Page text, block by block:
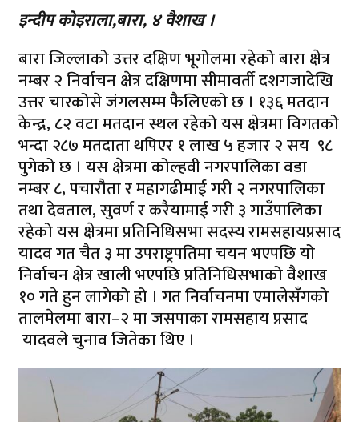
इन्दीप कोइराला,बारा, ४ वैशाख ।
बारा जिल्लाको उत्तर दक्षिण भूगोलमा रहेको बारा क्षेत्र
नम्बर २ निर्वाचन क्षेत्र दक्षिणमा सीमावर्ती दशगजादेखि
उत्तर चारकोसे जंगलसम्म फैलिएको छ । १३६ मतदान
केन्द्र, ८२ वटा मतदान स्थल रहेको यस क्षेत्रमा विगतको
भन्दा २८७ मतदाता थपिएर १ लाख ५ हजार २ सय ९८
पुगेको छ । यस क्षेत्रमा कोल्हवी नगरपालिका वडा
नम्बर ८, पचारौता र महागढीमाई गरी २ नगरपालिका
तथा देवताल, सुवर्ण र करैयामाई गरी ३ गाउँपालिका
रहेको यस क्षेत्रमा प्रतिनिधिसभा सदस्य रामसहायप्रसाद
यादव गत चैत ३ मा उपराष्ट्रपतिमा चयन भएपछि यो
निर्वाचन क्षेत्र खाली भएपछि प्रतिनिधिसभाको वैशाख
१० गते हुन लागेको हो । गत निर्वाचनमा एमालेसँगको
तालमेलमा बारा–२ मा जसपाका रामसहाय प्रसाद
यादवले चुनाव जितेका थिए ।